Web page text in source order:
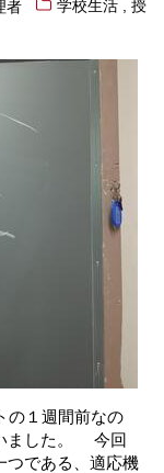
者 学校生活 ,授
の１週間前なの
ました。 今回
つである、適応機